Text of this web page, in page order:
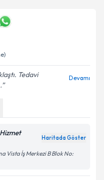
ilişkin
Aydınlatma
verilerimin belirtilen
Tedavi
Devamı
Haritada Göster
Vista İş Merkezi B Blok No: